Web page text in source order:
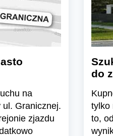
na
Granicznej.
zjazdu
do
tylko
to,